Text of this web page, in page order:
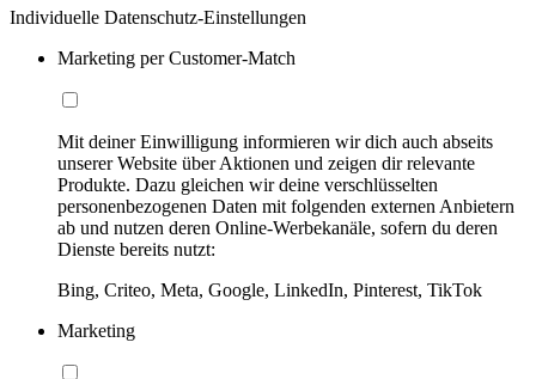
Individuelle Datenschutz-Einstellungen
Marketing per Customer-Match
Mit deiner Einwilligung informieren wir dich auch abseits
unserer Website über Aktionen und zeigen dir relevante
Produkte. Dazu gleichen wir deine verschlüsselten
personenbezogenen Daten mit folgenden externen Anbietern
ab und nutzen deren Online-Werbekanäle, sofern du deren
Dienste bereits nutzt:
Bing, Criteo, Meta, Google, LinkedIn, Pinterest, TikTok
Marketing